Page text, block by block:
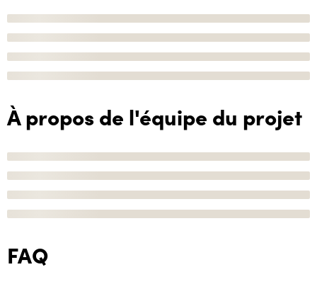
À propos de l'équipe du projet
FAQ